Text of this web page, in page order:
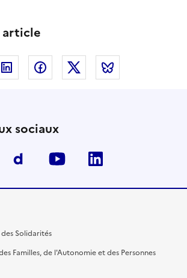
article
Linkedin FacebookTwitter
sociaux
facebook Dailymotion
youtube
Solidarités
Familles, de l'Autonomie et des Personnes